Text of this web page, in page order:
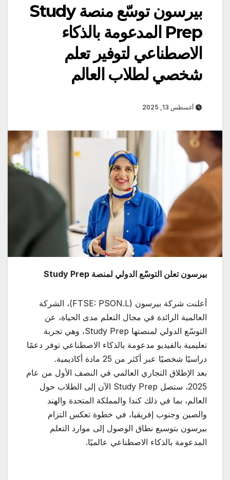
بيرسون توسّع منصة Study
Prep المدعومة بالذكاء
الاصطناعي لتوفير تعلم
شخصي لطلاب العالم
أغسطس 13, 2025
بيرسون تعلن التوسّع الدولي لمنصة
أعلنت شركة بيرسون (FTSE: PSON.L)، الشركة
العالمية الرائدة في مجال التعلم مدى الحياة، عن
التوسّع الدولي لمنصتها Study Prep، وهي تجربة
تعليمية بالفيديو مدعومة بالذكاء الاصطناعي توفر دعمًا
دراسيًا شخصيًا عبر أكثر من 25 مادة أكاديمية.
بعد الإطلاق التجاري العالمي في النصف الأول من عام
2025، ستصل Study Prep الآن إلى الطلاب حول
العالم، بما في ذلك كندا والمملكة المتحدة والهند
والصين وجنوب إفريقيا، في خطوة تعكس التزام
بيرسون بتوسيع نطاق الوصول إلى موارد التعلم
المدعومة بالذكاء الاصطناعي عالميًا.